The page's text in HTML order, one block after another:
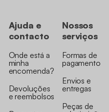
Ajuda e
contacto
Onde está a
minha
encomenda?
Devoluções
e reembolsos
Nossos
serviços
Formas de
pagamento
Envios e
entregas
Peças de